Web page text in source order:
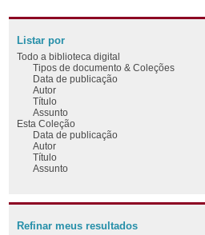
Listar por
Todo a biblioteca digital
Tipos de documento & Coleções
Data de publicação
Autor
Título
Assunto
Esta Coleção
Data de publicação
Autor
Título
Assunto
Refinar meus resultados